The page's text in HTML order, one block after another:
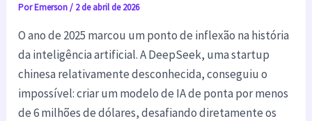
PorEmerson/ 2 de abril de 2026
O ano de 2025 marcou um ponto de inflexão na história
da inteligência artificial. A DeepSeek, uma startup
chinesa relativamente desconhecida, conseguiu o
impossível: criar um modelo de IA de ponta por menos
de 6 milhões de dólares, desafiando diretamente os